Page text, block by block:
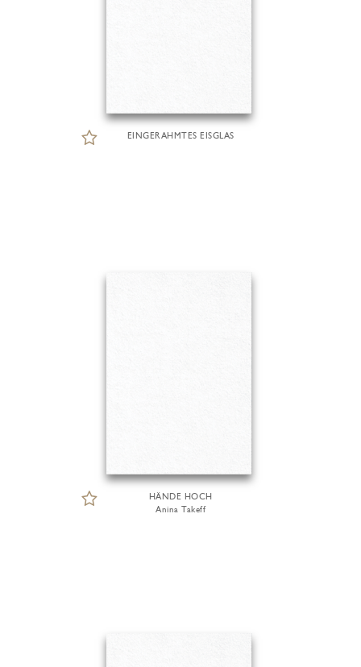
EINGERAHMTES EISGLAS
HÄNDE HOCH
Anina Takeff